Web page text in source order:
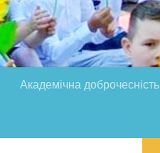
Академічна доброчесність